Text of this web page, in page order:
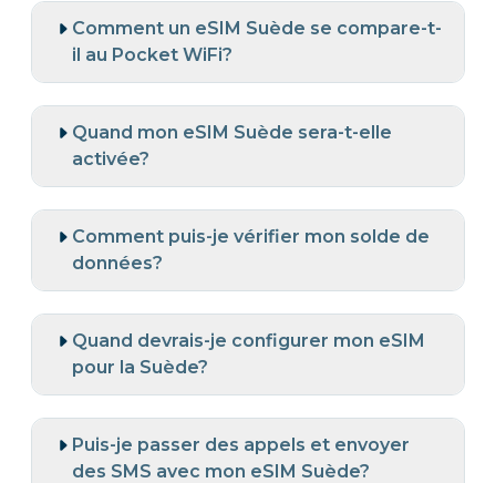
Comment un eSIM Suède se compare-t-
il au Pocket WiFi?
Quand mon eSIM Suède sera-t-elle
activée?
Comment puis-je vérifier mon solde de
données?
Quand devrais-je configurer mon eSIM
pour la Suède?
Puis-je passer des appels et envoyer
des SMS avec mon eSIM Suède?